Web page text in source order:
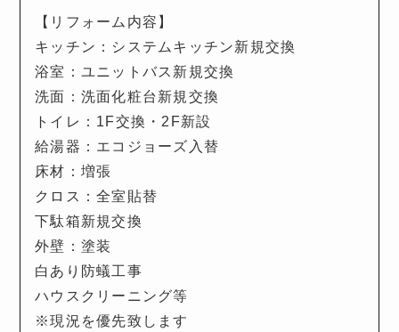
【リフォーム内容】
キッチン：システムキッチン新規交換
浴室：ユニットバス新規交換
洗面：洗面化粧台新規交換
トイレ：1F交換・2F新設
給湯器：エコジョーズ入替
床材：増張
クロス：全室貼替
下駄箱新規交換
外壁：塗装
白あり防蟻工事
ハウスクリーニング等
※現況を優先致します